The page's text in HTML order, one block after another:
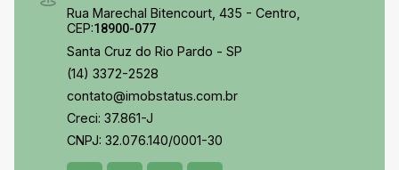
Rua Marechal Bitencourt, 435 - Centro,
CEP:18900-077
Santa Cruz do Rio Pardo - SP
(14) 3372-2528
contato@imobstatus.com.br
Creci: 37.861-J
CNPJ: 32.076.140/0001-30